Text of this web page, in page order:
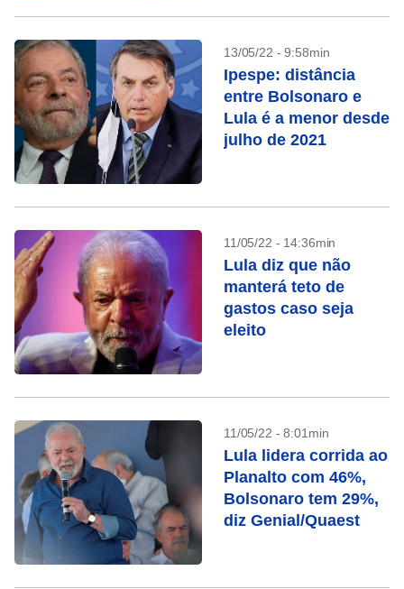
13/05/22 - 9:58min
Ipespe: distância
entre Bolsonaro e
Lula é a menor desde
julho de 2021
11/05/22 - 14:36min
Lula diz que não
manterá teto de
gastos caso seja
eleito
11/05/22 - 8:01min
Lula lidera corrida ao
Planalto com 46%,
Bolsonaro tem 29%,
diz Genial/Quaest